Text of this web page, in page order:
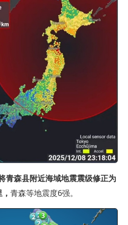
青森县附近海域地震震级修正为
青森等地震度6强。